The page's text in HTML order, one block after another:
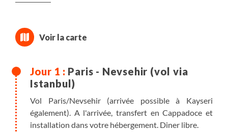
Paris - Nevsehir (vol via
Istanbul)
Vol Paris/Nevsehir (arrivée possible à Kayseri
également). A l'arrivée, transfert en Cappadoce et
installation dans votre hébergement. Diner libre.